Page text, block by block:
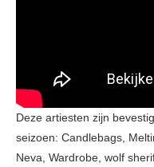
Deze artiesten zijn
seizoen: Candlebags,
Neva, Wardrobe, wolf